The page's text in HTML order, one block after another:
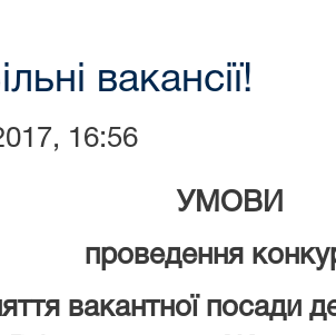
вакансії!
16:56
УМОВИ
проведення
вакантної посади